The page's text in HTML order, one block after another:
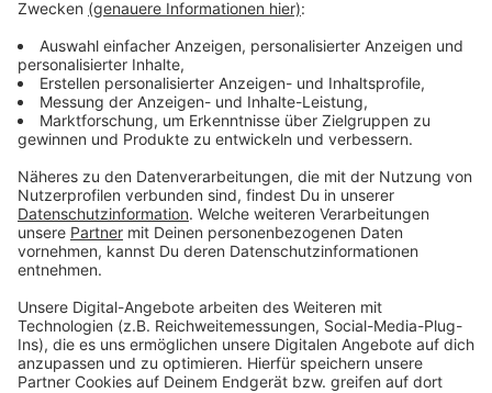
Das Auto konnte kurze Zeit später gestoppt werden,
dann wurde geschossen, der Fahrer rannte weg, wurde
anschließend aber schnell festgenommen. Er wurde
mit mehreren Haftbefehlen gesucht. Die Ermittlungen
der Polizei dauern an.
Weitere Infos und Links zum Thema:
Anzeige
Aktuelle Mitteilung der Polizei Duisburg dazu